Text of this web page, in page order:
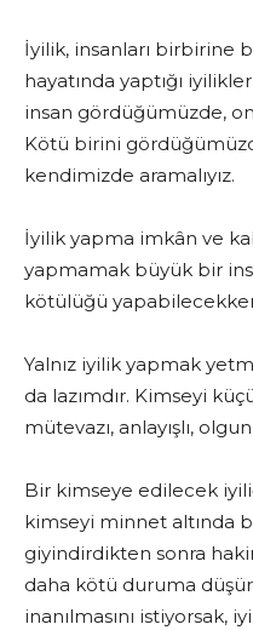
İyilik, insanları birbirine
hayatında yaptığı
insan gördüğümüzde,
Kötü birini
kendimizde aramalıyız.
İyilik yapma imkân ve
yapmamak büyük bir
kötülüğü
Yalnız iyilik yapmak
da lazımdır. Kimseyi
mütevazı, anlayışlı,
Bir kimseye edilecek
kimseyi minnet altında
giyindirdikten sonra
daha kötü duruma
inanılmasını istiyorsak,